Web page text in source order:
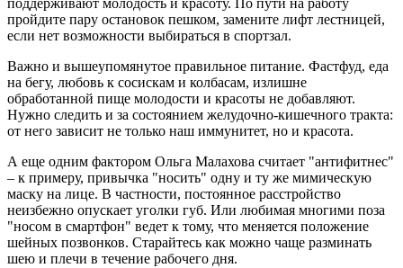
поддерживают молодость и красоту. По пути на работу
пройдите пару остановок пешком, замените лифт лестницей,
если нет возможности выбираться в спортзал.
Важно и вышеупомянутое правильное питание. Фастфуд, еда
на бегу, любовь к сосискам и колбасам, излишне
обработанной пище молодости и красоты не добавляют.
Нужно следить и за состоянием желудочно-кишечного тракта:
от него зависит не только наш иммунитет, но и красота.
А еще одним фактором Ольга Малахова считает "антифитнес"
– к примеру, привычка "носить" одну и ту же мимическую
маску на лице. В частности, постоянное расстройство
неизбежно опускает уголки губ. Или любимая многими поза
"носом в смартфон" ведет к тому, что меняется положение
шейных позвонков. Старайтесь как можно чаще разминать
шею и плечи в течение рабочего дня.